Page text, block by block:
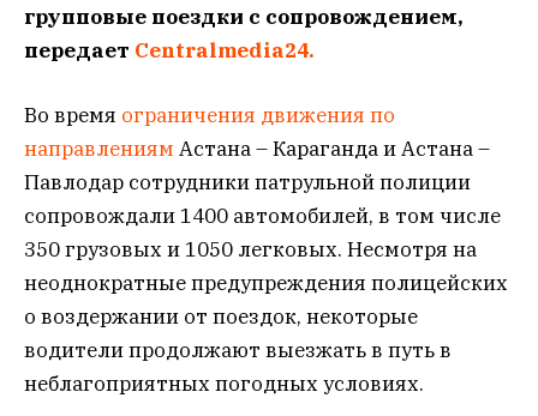
групповые поездки с сопровождением,
передает Centralmedia24.
Во время ограничения движения по
направлениям Астана – Караганда и Астана –
Павлодар сотрудники патрульной полиции
сопровождали 1400 автомобилей, в том числе
350 грузовых и 1050 легковых. Несмотря на
неоднократные предупреждения полицейских
о воздержании от поездок, некоторые
водители продолжают выезжать в путь в
неблагоприятных погодных условиях.